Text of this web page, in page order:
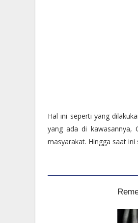
Hal ini seperti yang
yang ada di kawasannya,
masyarakat. Hingga saat